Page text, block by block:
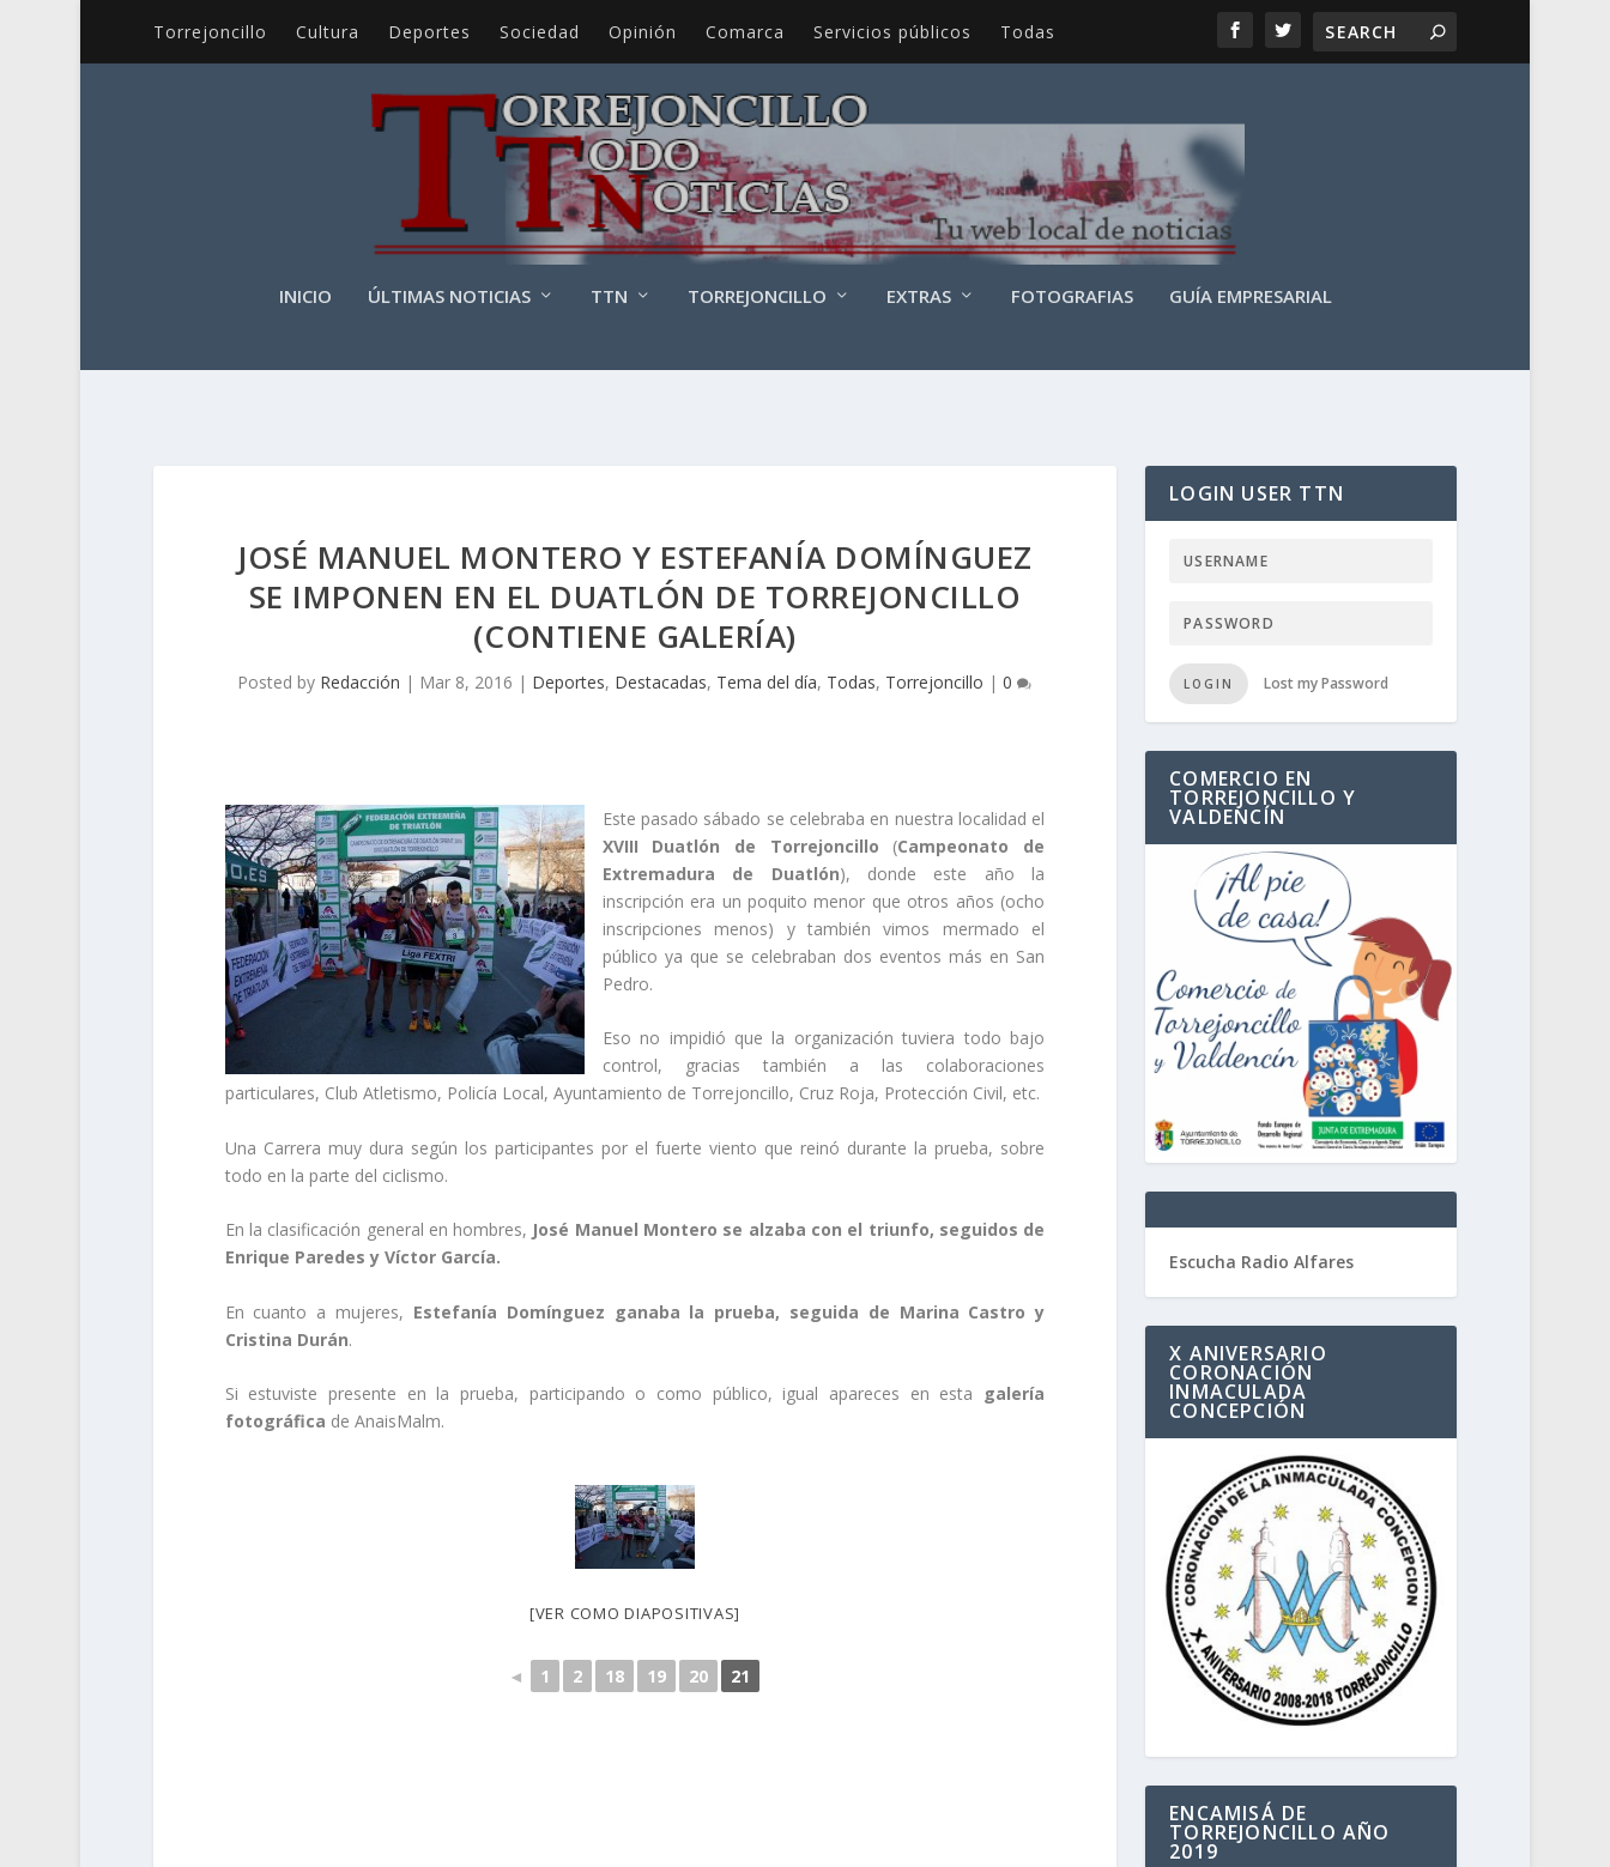
Torrejoncillo Cultura Deportes Sociedad Opinión Comarca Servicios públicos Todas
INICIO ÚLTIMAS NOTICIAS TTN TORREJONCILLO EXTRAS FOTOGRAFIAS GUÍA EMPRESARIAL
JOSÉ MANUEL MONTERO Y ESTEFANÍA DOMÍNGUEZ
SE IMPONEN EN EL DUATLÓN DE TORREJONCILLO
(CONTIENE GALERÍA)
Posted by Redacción | Mar 8, 2016 | Deportes, Destacadas, Tema del día, Todas, Torrejoncillo |0
Este pasado sábado se celebraba en nuestra localidad el
XVIII Duatlón de Torrejoncillo (Campeonato de
Extremadura de Duatlón), donde este año la
inscripción era un poquito menor que otros años (ocho
inscripciones menos) y también vimos mermado el
público ya que se celebraban dos eventos más en San
Pedro.
Eso no impidió que la organización tuviera todo bajo
control, gracias también a las colaboraciones
particulares, Club Atletismo, Policía Local, Ayuntamiento de Torrejoncillo, Cruz Roja, Protección Civil, etc.
Una Carrera muy dura según los participantes por el fuerte viento que reinó durante la prueba, sobre
todo en la parte del ciclismo.
En la clasificación general en hombres, José Manuel Montero se alzaba con el triunfo, seguidos de
Enrique Paredes y Víctor García.
En cuanto a mujeres, Estefanía Domínguez ganaba la prueba, seguida de Marina Castro y
Cristina Durán.
Si estuviste presente en la prueba, participando o como público, igual apareces en esta galería
fotográfica de AnaisMalm.
[VER COMO DIAPOSITIVAS]
◄ 1 2 18 19 20 21
LOGIN USER TTN
LOGIN Lost my Password
COMERCIO EN
TORREJONCILLO Y
VALDENCÍN
Escucha Radio Alfares
X ANIVERSARIO
CORONACIÓN
INMACULADA
CONCEPCIÓN
ENCAMISÁ DE
TORREJONCILLO AÑO
2019